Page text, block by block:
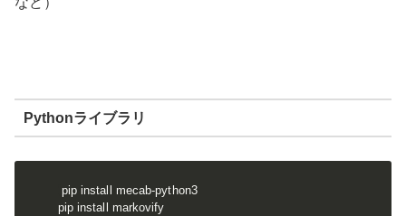
Pythonライブラリ
pip install mecab-python3
pip install markovify